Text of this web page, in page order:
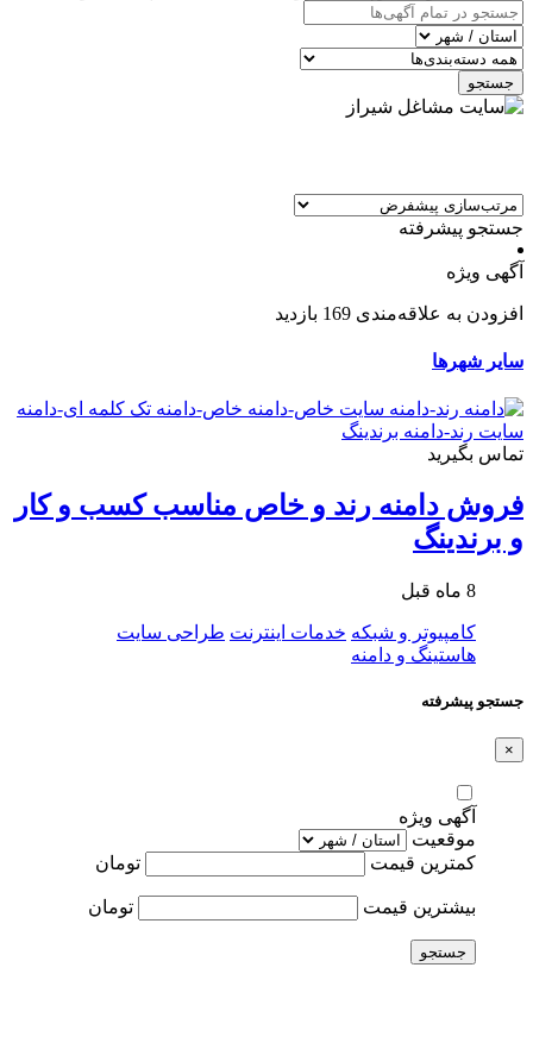
جستجو
جستجو پیشرفته
آگهی ویژه
افزودن به علاقه‌مندی 169 بازدید
سایر شهرها
تماس بگیرید
فروش دامنه رند و خاص مناسب کسب و کار
و برندینگ
8 ماه قبل
کامپیوتر و شبکه خدمات اینترنت طراحی سایت
هاستینگ و دامنه
جستجو پیشرفته
×
آگهی ویژه
موقعیت
کمترین قیمت
تومان
بیشترین قیمت تومان
جستجو